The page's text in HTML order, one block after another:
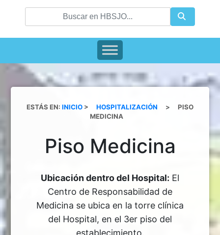
ESTÁS EN: INICIO > HOSPITALIZACIÓN >
PISO
MEDICINA
Piso Medicina
Ubicación dentro del Hospital: El
Centro de Responsabilidad de
Medicina se ubica en la torre clínica
del Hospital, en el 3er piso del
establecimiento.